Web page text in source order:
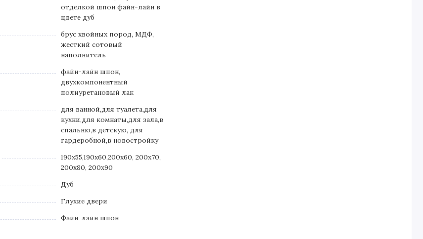
отделкой шпон файн-лайн в
цвете дуб
брус хвойных пород, МДФ,
жесткий сотовый
наполнитель
файн-лайн шпон,
двухкомпонентный
полиуретановый лак
для ванной,для туалета,для
кухни,для комнаты,для зала,в
спальню,в детскую, для
гардеробной,в новостройку
190х55,190х60,200х60, 200х70,
200х80, 200х90
Дуб
Глухие двери
Файн-лайн шпон